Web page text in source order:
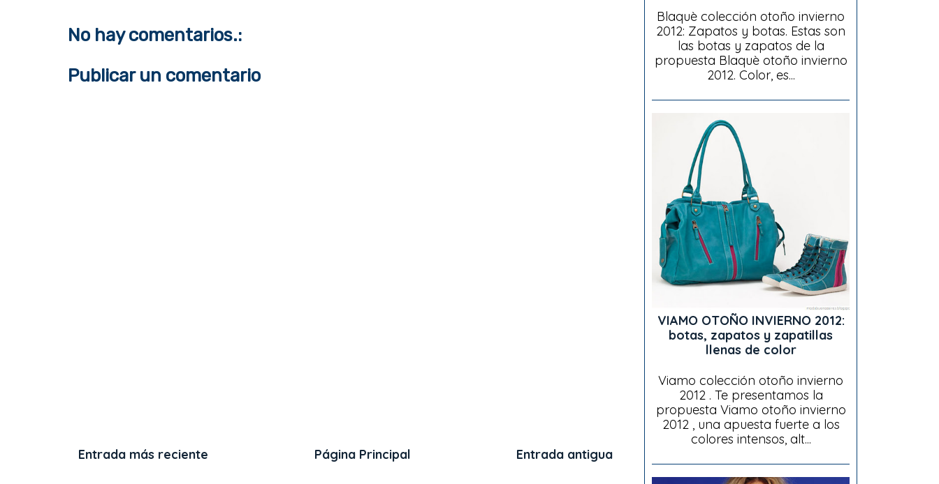
No hay comentarios.:
Publicar un comentario
Entrada más reciente Entrada antigua
Página Principal
Blaquè colección otoño invierno
2012: Zapatos y botas. Estas son
las botas y zapatos de la
propuesta Blaquè otoño invierno
2012. Color, es...
VIAMO OTOÑO INVIERNO 2012:
botas, zapatos y zapatillas
llenas de color
Viamo colección otoño invierno
2012 . Te presentamos la
propuesta Viamo otoño invierno
2012 , una apuesta fuerte a los
colores intensos, alt...